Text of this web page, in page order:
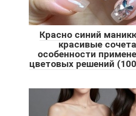
Красно синий
красивые
особенности
цветовых решений